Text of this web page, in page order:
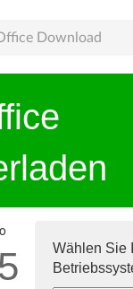
Download
Wählen Sie